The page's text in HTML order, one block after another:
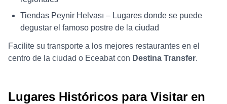
Tiendas Peynir Helvası – Lugares donde se puede
degustar el famoso postre de la ciudad
Facilite su transporte a los mejores restaurantes en el
centro de la ciudad o Eceabat con Destina Transfer.
Lugares Históricos para Visitar en